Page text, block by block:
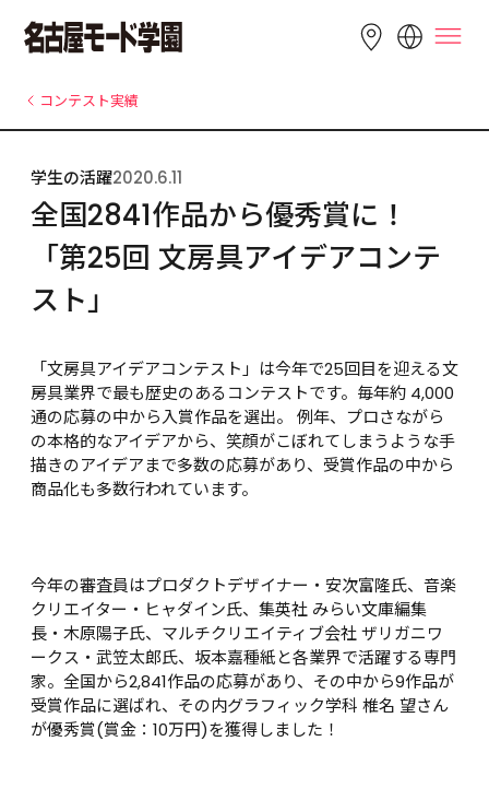
English 简体中文 繁體中文
한국어 Tiếng Việt
Indonesia
コンテスト実績
学生の活躍2020.6.11
全国2841作品から優秀賞に！
「第25回 文房具アイデアコンテ
スト」
「文房具アイデアコンテスト」は今年で25回目を迎える文
房具業界で最も歴史のあるコンテストです。毎年約 4,000
通の応募の中から入賞作品を選出。 例年、プロさながら
の本格的なアイデアから、笑顔がこぼれてしまうような手
描きのアイデアまで多数の応募があり、受賞作品の中から
商品化も多数行われています。
今年の審査員はプロダクトデザイナー・安次富隆氏、音楽
クリエイター・ヒャダイン氏、集英社 みらい文庫編集
長・木原陽子氏、マルチクリエイティブ会社 ザリガニワ
ークス・武笠太郎氏、坂本嘉種紙と各業界で活躍する専門
家。全国から2,841作品の応募があり、その中から9作品が
受賞作品に選ばれ、その内グラフィック学科 椎名 望さん
が優秀賞(賞金：10万円)を獲得しました！